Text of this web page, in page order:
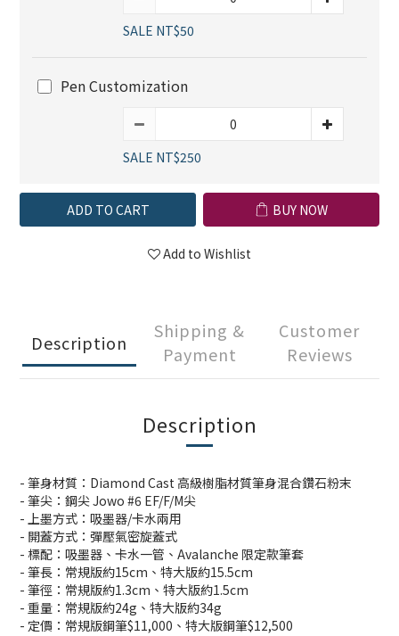
SALE NT$50
Pen Customization
SALE NT$250
ADD TO CART BUY NOW
Add to Wishlist
Description
Shipping &
Payment
Customer
Reviews
Description
- 筆身材質：Diamond Cast 高級樹脂材質筆身混合鑽石粉末
- 筆尖：鋼尖 Jowo #6 EF/F/M尖
- 上墨方式：吸墨器/卡水兩用
- 開蓋方式：彈壓氣密旋蓋式
- 標配：吸墨器、卡水一管、Avalanche 限定款筆套
- 筆長：常規版約15cm、特大版約15.5cm
- 筆徑：常規版約1.3cm、特大版約1.5cm
- 重量：常規版約24g、特大版約34g
- 定價：常規版鋼筆$11,000、特大版鋼筆$12,500